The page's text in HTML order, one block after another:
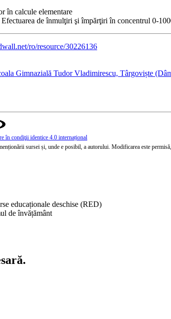
în calcule elementare
Efectuarea de înmulţiri şi împărţiri în concentrul 0-
ro/resource/30226136
Gimnazială Tudor Vladimirescu, Târgoviște
în condiţii identice 4.0 internațional
sursei și, unde e posibil, a autorului. Modificarea este
educaționale deschise (RED)
de învățământ